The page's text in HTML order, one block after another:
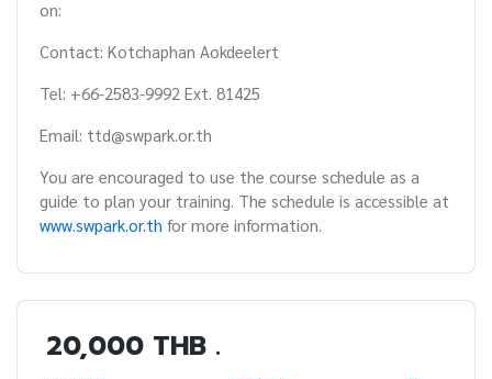
on:
Contact: Kotchaphan Aokdeelert
Tel: +66-2583-9992 Ext. 81425
Email: ttd@swpark.or.th
You are encouraged to use the course schedule as a
guide to plan your training. The schedule is accessible at
www.swpark.or.th for more information.
20,000 THB .